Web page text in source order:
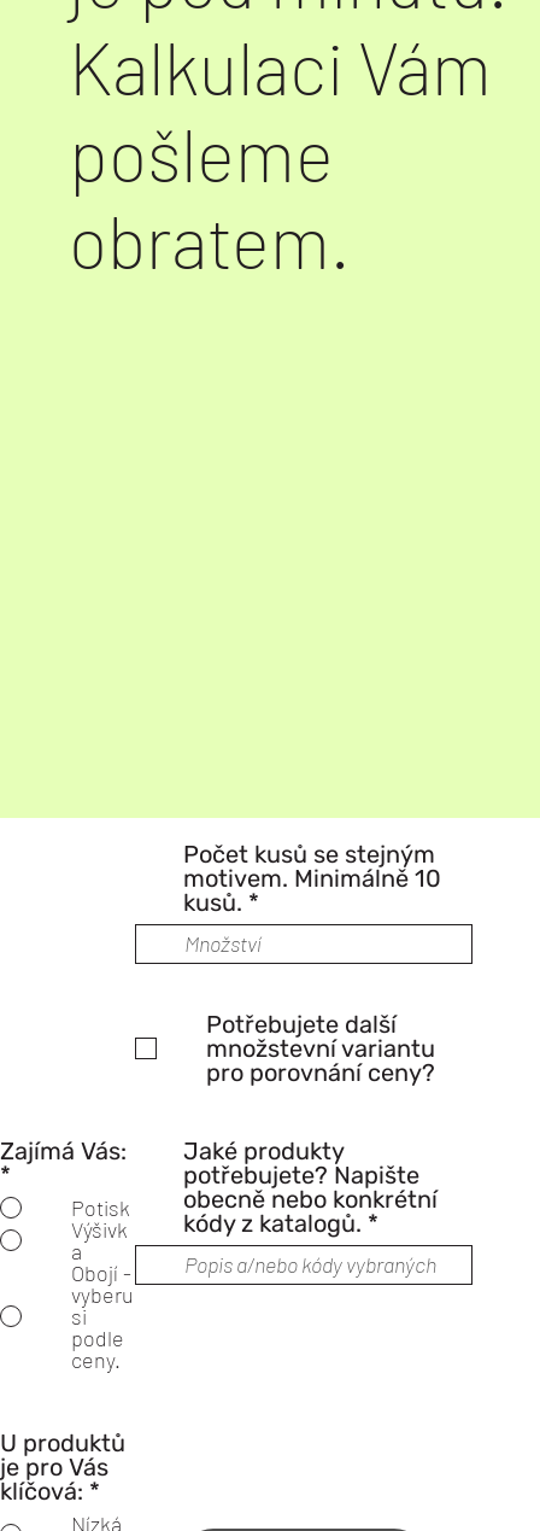
Počet kusů se stejným
motivem. Minimálně 10
kusů.
Potřebujete další
množstevní variantu
pro porovnání ceny?
Zajímá Vás:
*
Potisk
Výšivk
a
Obojí -
vyberu
si
podle
ceny.
Jaké produkty
potřebujete? Napište
obecně nebo konkrétní
kódy z katalogů.
U produktů
je pro Vás
klíčová: *
Nízká
Kalkulaci Vám
pošleme
obratem.